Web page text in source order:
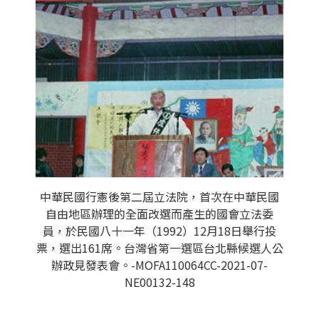
中華民國行憲後第二屆立法院，首次在中華民國
自由地區辦理的全面改選而產生的國會立法委
員，於民國八十一年（1992）12月18日舉行投
票，選出161席。台灣省第一選區台北縣候選人公
辦政見發表會。-MOFA110064CC-2021-07-
NE00132-148